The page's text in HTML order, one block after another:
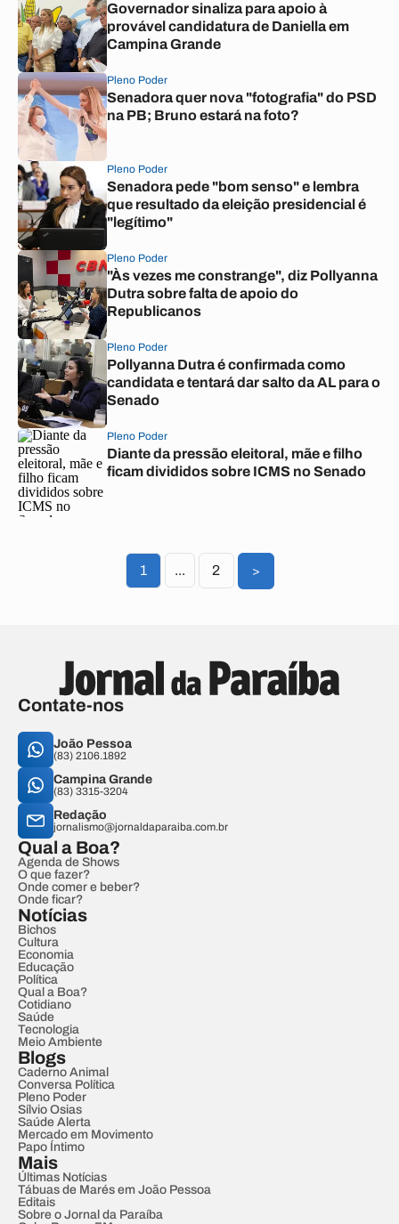
Governador sinaliza para apoio à
provável candidatura de Daniella em
Campina Grande
Pleno Poder
Senadora quer nova "fotografia" do PSD
na PB; Bruno estará na foto?
Pleno Poder
Senadora pede "bom senso" e lembra
que resultado da eleição presidencial é
"legítimo"
Pleno Poder
"Às vezes me constrange", diz Pollyanna
Dutra sobre falta de apoio do
Republicanos
Pleno Poder
Pollyanna Dutra é confirmada como
candidata e tentará dar salto da AL para o
Senado
Pleno Poder
Diante da pressão eleitoral, mãe e filho
ficam divididos sobre ICMS no Senado
1 ... 2 >
Contate-nos
João Pessoa
(83) 2106.1892
Campina Grande
(83) 3315-3204
Redação
jornalismo@jornaldaparaiba.com.br
Qual a Boa?
Agenda de Shows
O que fazer?
Onde comer e beber?
Onde ficar?
Notícias
Bichos
Cultura
Economia
Educação
Política
Qual a Boa?
Cotidiano
Saúde
Tecnologia
Meio Ambiente
Blogs
Caderno Animal
Conversa Política
Pleno Poder
Sílvio Osias
Saúde Alerta
Mercado em Movimento
Papo Íntimo
Mais
Últimas Notícias
Tábuas de Marés em João Pessoa
Editais
Sobre o Jornal da Paraíba